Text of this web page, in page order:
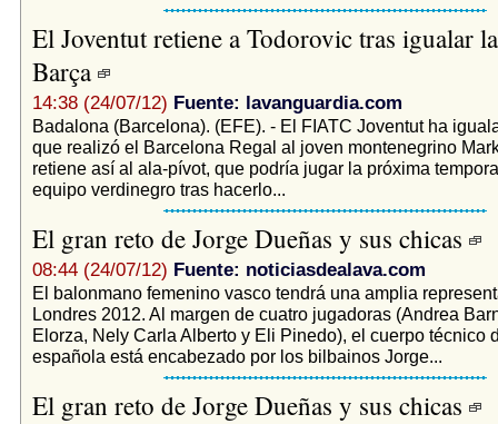
El Joventut retiene a Todorovic tras igualar
Barça
14:38 (24/07/12) Fuente: lavanguardia.com
Badalona (Barcelona). (EFE). - El FIATC Joventut ha
que realizó el Barcelona Regal al joven montenegrino
retiene así al ala-pívot, que podría jugar la próxima
equipo verdinegro tras hacerlo...
El gran reto de Jorge Dueñas y sus chicas
08:44 (24/07/12) Fuente: noticiasdealava.com
El balonmano femenino vasco tendrá una amplia
Londres 2012. Al margen de cuatro jugadoras (Andrea
Elorza, Nely Carla Alberto y Eli Pinedo), el cuerpo técnico
española está encabezado por los bilbainos Jorge...
El gran reto de Jorge Dueñas y sus chicas